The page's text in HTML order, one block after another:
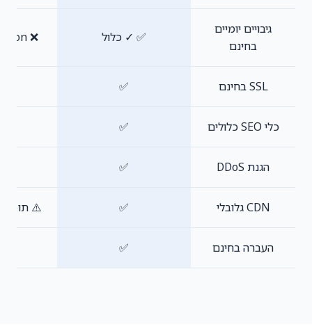
גיבויים יומיים
בחינם
✅ ✓ כלול ❌ Paid add-on
SSL בחינם ✅
כלי SEO כלולים ✅
הגנת DDoS ✅
CDN גלובלי ✅ ⚠️ תוסף
העברה בחינם ✅